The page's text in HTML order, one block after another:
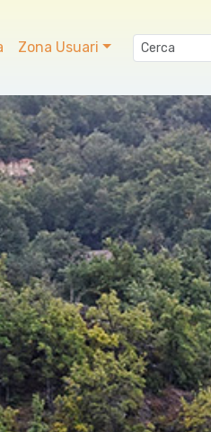
Zona Usuari